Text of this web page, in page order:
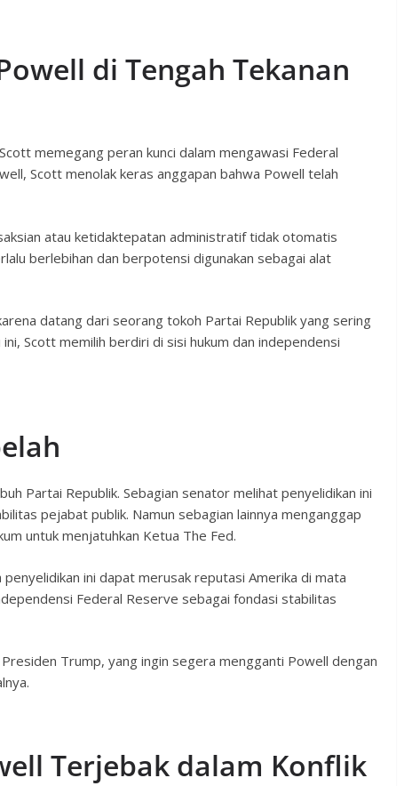
di Tengah Tekanan
memegang peran kunci dalam mengawasi Federal
Scott menolak keras anggapan bahwa Powell telah
atau ketidaktepatan administratif tidak otomatis
berlebihan dan berpotensi digunakan sebagai alat
datang dari seorang tokoh Partai Republik yang sering
Scott memilih berdiri di sisi hukum dan independensi
Partai Republik. Sebagian senator melihat penyelidikan ini
pejabat publik. Namun sebagian lainnya menganggap
untuk menjatuhkan Ketua The Fed.
ini dapat merusak reputasi Amerika di mata
Federal Reserve sebagai fondasi stabilitas
Trump, yang ingin segera mengganti Powell dengan
Terjebak dalam Konflik